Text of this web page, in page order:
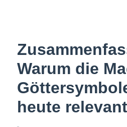
Warum die
heute